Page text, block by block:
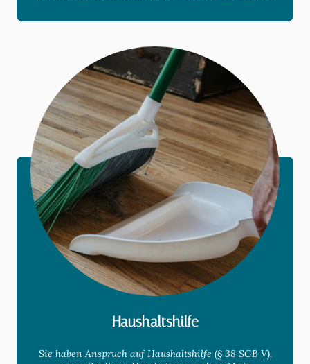
Haushaltshilfe
Sie haben Anspruch auf Haushaltshilfe (§ 38 SGB V),